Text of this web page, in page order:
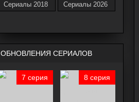
Сериалы 2018 Сериалы 2026
ОБНОВЛЕНИЯ СЕРИАЛОВ
7 серия 8 серия